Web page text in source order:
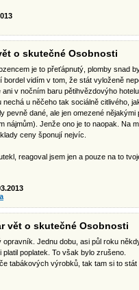
o skutečné Osobnosti
je to přeťápnutý, plomby snad
bordel vidím v tom, že stát vyloženě
ani v nočním baru pětihvězdovýho
nechá u něčeho tak sociálně citlivého,
pevně dané, ale jen omezené
nájmům). Jenže ono je to naopak. Na
ceny šponují nejvíc.
reagoval jsem jen a pouze na to
vět o skutečné Osobnosti
opravník. Jednu dobu, asi půl roku
platil poplatek. To však bylo zrušeno.
tabákových výrobků, tak tam si to